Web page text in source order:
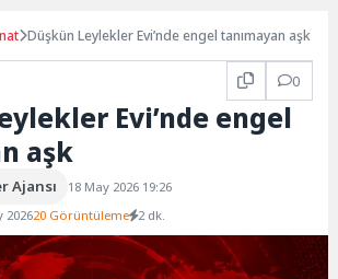
Düşkün Leylekler Evi’nde engel tanımayan aşk
0
Evi’nde engel
aşk
Ajansı
18 May 2026 19:26
202620 Görüntüleme 2 dk.